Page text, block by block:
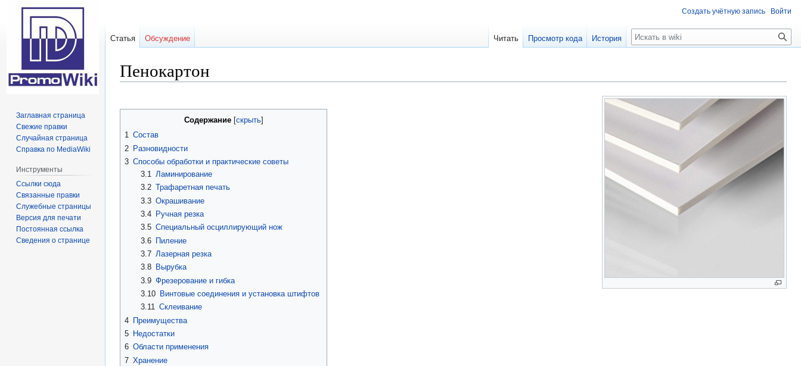
Пенокартон
к
к
Содержание
1 Состав
2 Разновидности
3 Способы обработки и практические советы
3.1 Ламинирование
3.2 Трафаретная печать
3.3 Окрашивание
3.4
Ручная резка
3.5 Специальный осциллирующий нож
3.6 Пиление
3.7 Лазерная резка
3.8
Вырубка
3.9 Фрезерование и гибка
3.10
Винтовые соединения и установка штифтов
3.11 Склеивание
4 Преимущества
5 Недостатки
6 Области применения
7 Хранение
Создать учётную запись Войти
Статья Обсуждение Читать Просмотр кода История Поиск
Заглавная страница
Свежие правки
Случайная страница
Справка по MediaWiki
Инструменты
Ссылки сюда
Связанные правки
Служебные страницы
Версия для печати
Постоянная ссылка
Сведения о странице